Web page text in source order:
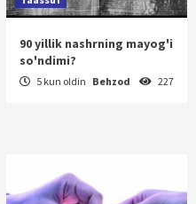
90 yillik nashrning mayog'i
so'ndimi?
5 kun oldin Behzod 227